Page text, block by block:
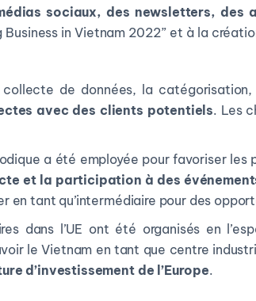
sociaux, des newsletters,
in Vietnam 2022” et à la
de données, la
avec des clients potentiels. Les
a été employée pour favoriser
et la participation à des
en tant qu’intermédiaire pour des
dans l’UE ont été organisés en
le Vietnam en tant que centre
d’investissement de l’Europe.